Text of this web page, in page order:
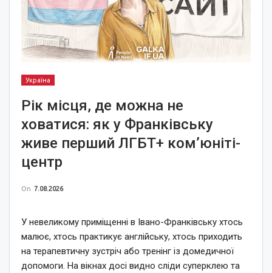
Україна
Рік місця, де можна не
ховатися: як у Франківську
живе перший ЛГБТ+ ком’юніті-
центр
On 7.08.2026
У невеликому приміщенні в Івано-Франківську хтось
малює, хтось практикує англійську, хтось приходить
на терапевтичну зустріч або тренінг із домедичної
допомоги. На вікнах досі видно сліди суперклею та